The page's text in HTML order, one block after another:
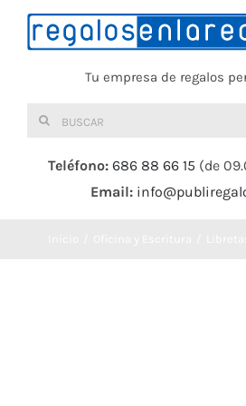
Saltar
Tu empresa de regalos
Buscar:
Teléfono: 686 88 66 15 (de
Email: